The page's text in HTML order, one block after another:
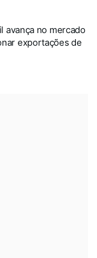
avança no mercado
exportações de